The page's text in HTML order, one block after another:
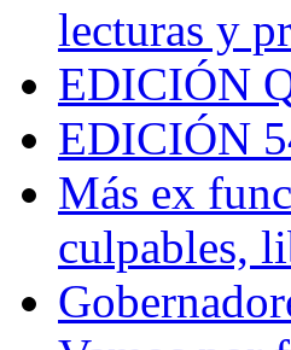
lecturas y
EDICIÓN
EDICIÓN
Más ex
culpables,